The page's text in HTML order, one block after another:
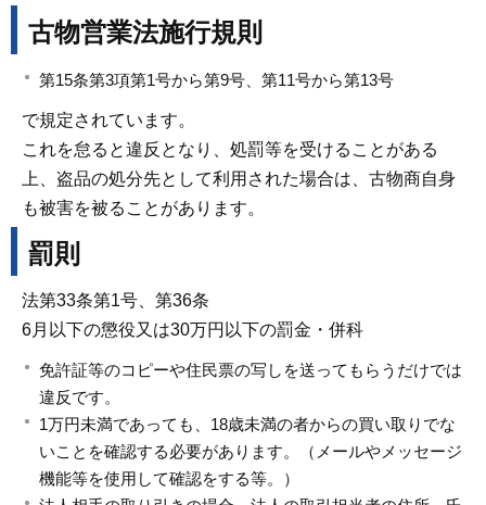
古物営業法施行規則
第15条第3項第1号から第9号、第11号から第13号
で規定されています。
これを怠ると違反となり、処罰等を受けることがある
上、盗品の処分先として利用された場合は、古物商自身
も被害を被ることがあります。
罰則
法第33条第1号、第36条
6月以下の懲役又は30万円以下の罰金・併科
免許証等のコピーや住民票の写しを送ってもらうだけでは
違反です。
1万円未満であっても、18歳未満の者からの買い取りでな
いことを確認する必要があります。（メールやメッセージ
機能等を使用して確認をする等。）